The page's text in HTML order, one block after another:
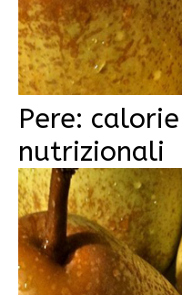
Pere:
nutrizionali